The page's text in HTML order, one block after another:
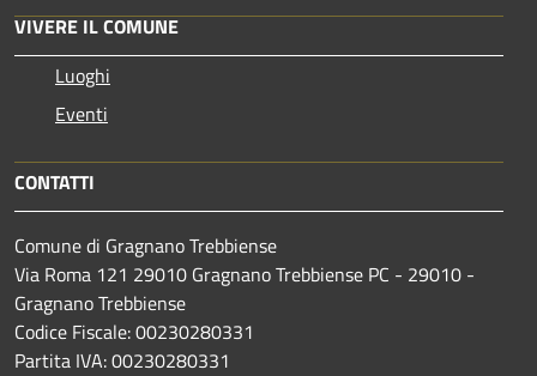
VIVERE IL COMUNE
Luoghi
Eventi
CONTATTI
Comune di Gragnano Trebbiense
Via Roma 121 29010 Gragnano Trebbiense PC - 29010 -
Gragnano Trebbiense
Codice Fiscale: 00230280331
Partita IVA: 00230280331